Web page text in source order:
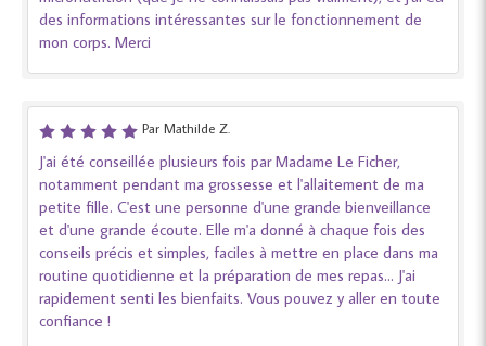
des informations intéressantes sur le fonctionnement de
mon corps. Merci
Par Mathilde Z.
J'ai été conseillée plusieurs fois par Madame Le Ficher,
notamment pendant ma grossesse et l'allaitement de ma
petite fille. C'est une personne d'une grande bienveillance
et d'une grande écoute. Elle m'a donné à chaque fois des
conseils précis et simples, faciles à mettre en place dans ma
routine quotidienne et la préparation de mes repas... J'ai
rapidement senti les bienfaits. Vous pouvez y aller en toute
confiance !